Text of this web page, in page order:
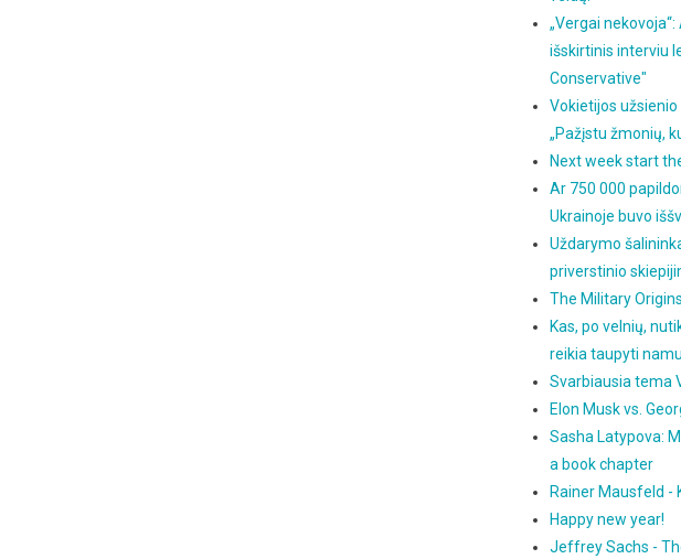
„Vergai
išskirtinis interviu
Conservative"
Vokietijos
„Pažįstu žmonių,
Next week start
Ar 750 000
Ukrainoje buvo
Uždarymo
priverstinio
The Military
Kas, po velnių,
reikia taupyti
Svarbiausia tema
Elon Musk vs.
Sasha Latypova:
a book chapter
Rainer Mausfeld -
Happy new year!
Jeffrey Sachs -